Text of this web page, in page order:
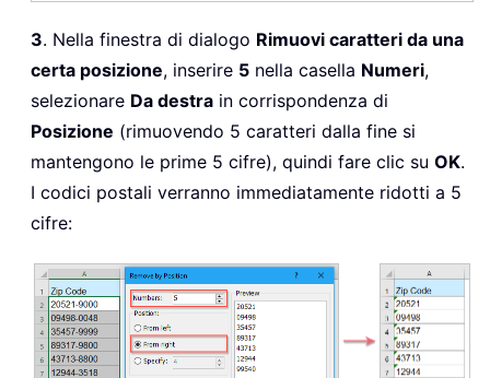
3. Nella finestra di dialogo Rimuovi caratteri da una
certa posizione, inserire 5 nella casella Numeri,
selezionare Da destra in corrispondenza di
Posizione (rimuovendo 5 caratteri dalla fine si
mantengono le prime 5 cifre), quindi fare clic su OK.
I codici postali verranno immediatamente ridotti a 5
cifre: